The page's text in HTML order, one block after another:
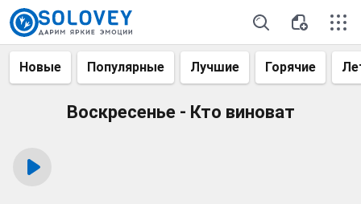
Новые Популярные Лучшие Горячие
Воскресенье - Кто виноват